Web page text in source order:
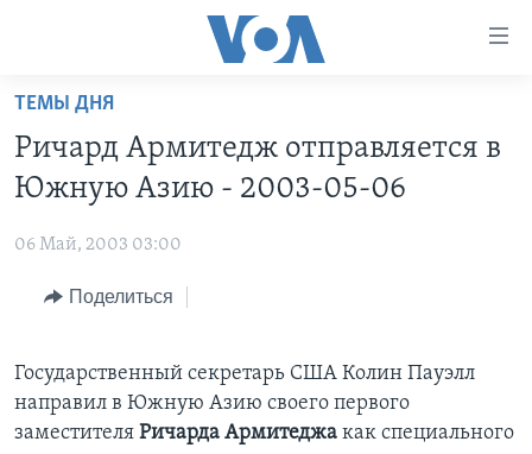
Перейти
основной
контент
навигации
поиск
ПРОГРАММЫ
НОВОСТИ ЗА МИНУТУ
ИТОГИ
ДИСКУССИЯ VOA
ДЕТАЛИ
ПРОЕКТЫ
УЧИМ АНГЛИЙСКИЙ
НАША АМЕРИКАНСКАЯ ИСТОРИЯ
АРТЕФАКТЫ
АМЕРИКАНСКИЕ ГОРОДКИ
ЭКСПЕРТИЗА
ИНТЕРВЬЮ
ЗА СВОБОДУ ПРЕССЫ
УЧИМ АНГЛИЙСКИЙ
ТЕМЫ ДНЯ
Ричард Армитедж отправляется в
Южную Азию - 2003-05-06
06 Май, 2003 03:00
Поделиться
Государственный секретарь США Колин Пауэлл
направил в Южную Азию своего первого
заместителя Ричарда Армитеджа как специального